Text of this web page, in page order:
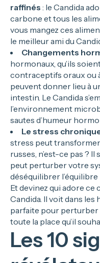
raffinés : le Candida
carbone et tous les
vous mangez ces
le meilleur ami du
Changements
hormonaux, qu’ils
contraceptifs oraux ou
peuvent donner lieu à
intestin. Le Candida
l’environnement
sautes d’humeur
Le stress
stress peut
russes, n’est-ce pas ? Il
peut perturber votre
déséquilibrer
Et devinez qui adore ce
Candida. Il voit dans les
parfaite pour
toute la place qu’il
Les 10